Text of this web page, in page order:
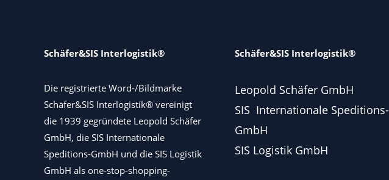
Schäfer&SIS Interlogistik®
Die registrierte Word-/Bildmarke
Schäfer&SIS Interlogistik® vereinigt
die 1939 gegründete Leopold Schäfer
GmbH, die SIS Internationale
Speditions-GmbH und die SIS Logistik
GmbH als one-stop-shopping-
Schäfer&SIS Interlogistik®
Leopold Schäfer GmbH
SIS Internationale Speditions-
GmbH
SIS Logistik GmbH